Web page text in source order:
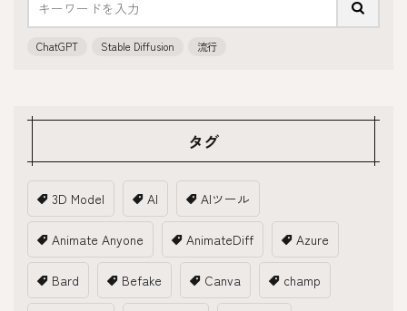
ChatGPT Stable Diffusion 流行
タグ
3D Model AI AIツール
Animate Anyone AnimateDiff Azure
Bard Befake Canva champ